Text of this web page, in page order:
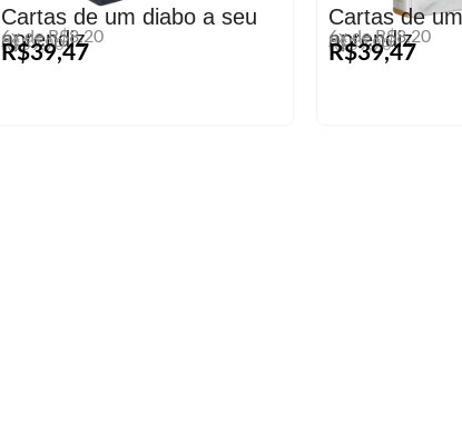
Cartas de um diabo a seu
aprendiz
6x de R$8,20
R$59,90
R$39,47
Cartas de
aprendiz
6x de R$8,20
R$59,90
R$39,47